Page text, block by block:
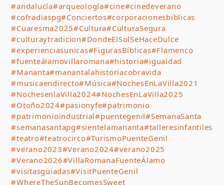
#andalucía#arqueología#cine#cinedeverano
#cofradiaspg#Conciertos#corporacionesbiblicas
#Cuaresma2025#Cultura#CulturaSegura
#culturaytradicion#DondeElSolSeHaceDulce
#experienciasunicas#FigurasBíblicas#Flamenco
#fuenteálamovillaromana#historia#igualdad
#Mananta#manantalahistoriacobravida
#musicaendirecto#Música#NochesEnLaVilla2021
#NochesenlaVilla2024#NochesEnLaVilla2025
#Otoño2024#pasionyfe#patrimonio
#patrimonioindustrial#puentegenil#SemanaSanta
#semanasantapg#sientelamananta#talleresinfantiles
#teatro#teatrocirco#TurismoPuenteGenil
#verano2023#Verano2024#verano2025
#Verano2026#VillaRomanaFuenteÁlamo
#visitasguiadas#VisitPuenteGenil
#WhereTheSunBecomesSweet